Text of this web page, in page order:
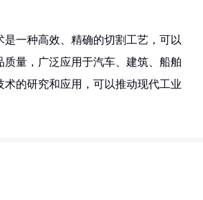
是一种高效、精确的切割工艺，可以
质量，广泛应用于汽车、建筑、船舶
术的研究和应用，可以推动现代工业